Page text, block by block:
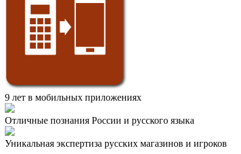
9 лет в мобильных приложениях
Отличные познания России и русского языка
Уникальная экспертиза русских магазинов и игроков